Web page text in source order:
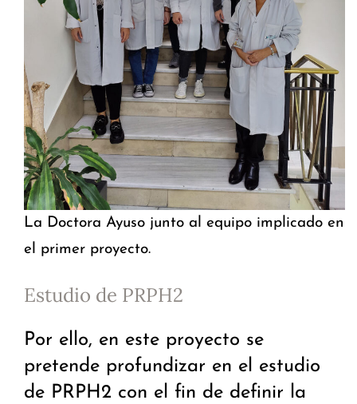
La Doctora Ayuso junto al equipo implicado en
el primer proyecto.
Estudio de PRPH2
Por ello, en este proyecto se
pretende profundizar en el estudio
de PRPH2 con el fin de definir la